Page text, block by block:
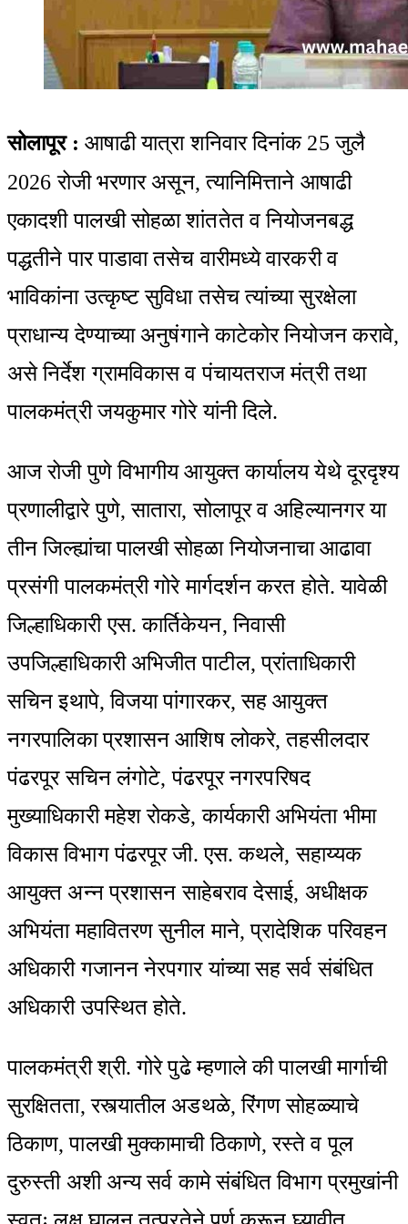
सोलापूर : आषाढी यात्रा शनिवार दिनांक 25 जुलै
2026 रोजी भरणार असून, त्यानिमित्ताने आषाढी
एकादशी पालखी सोहळा शांततेत व नियोजनबद्ध
पद्धतीने पार पाडावा तसेच वारीमध्ये वारकरी व
भाविकांना उत्कृष्ट सुविधा तसेच त्यांच्या सुरक्षेला
प्राधान्य देण्याच्या अनुषंगाने काटेकोर नियोजन करावे,
असे निर्देश ग्रामविकास व पंचायतराज मंत्री तथा
पालकमंत्री जयकुमार गोरे यांनी दिले.
आज रोजी पुणे विभागीय आयुक्त कार्यालय येथे दूरदृश्य
प्रणालीद्वारे पुणे, सातारा, सोलापूर व अहिल्यानगर या
तीन जिल्ह्यांचा पालखी सोहळा नियोजनाचा आढावा
प्रसंगी पालकमंत्री गोरे मार्गदर्शन करत होते. यावेळी
जिल्हाधिकारी एस. कार्तिकेयन, निवासी
उपजिल्हाधिकारी अभिजीत पाटील, प्रांताधिकारी
सचिन इथापे, विजया पांगारकर, सह आयुक्त
नगरपालिका प्रशासन आशिष लोकरे, तहसीलदार
पंढरपूर सचिन लंगोटे, पंढरपूर नगरपरिषद
मुख्याधिकारी महेश रोकडे, कार्यकारी अभियंता भीमा
विकास विभाग पंढरपूर जी. एस. कथले, सहाय्यक
आयुक्त अन्न प्रशासन साहेबराव देसाई, अधीक्षक
अभियंता महावितरण सुनील माने, प्रादेशिक परिवहन
अधिकारी गजानन नेरपगार यांच्या सह सर्व संबंधित
अधिकारी उपस्थित होते.
पालकमंत्री श्री. गोरे पुढे म्हणाले की पालखी मार्गाची
सुरक्षितता, रस्त्यातील अडथळे, रिंगण सोहळ्याचे
ठिकाण, पालखी मुक्कामाची ठिकाणे, रस्ते व पूल
दुरुस्ती अशी अन्य सर्व कामे संबंधित विभाग प्रमुखांनी